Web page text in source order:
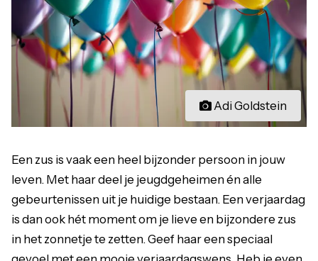
Adi Goldstein
Een zus is vaak een heel bijzonder persoon in jouw
leven. Met haar deel je jeugdgeheimen én alle
gebeurtenissen uit je huidige bestaan. Een verjaardag
is dan ook hét moment om je lieve en bijzondere zus
in het zonnetje te zetten. Geef haar een speciaal